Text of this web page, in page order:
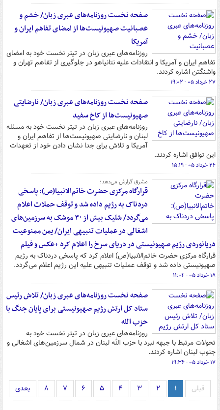
صفحه نخست روزنامه‌های عبری زبان/ خشم و
عصبانیت صهیونیست‌ها از امضای تفاهم ایران و
آمریکا
روزنامه‌های عبری زبان در تیتر نخست خود به امضای
تفاهم ایران و آمریکا و انتقادات علیه نتانیاهو در جلوگیری از تفاهم تهران و
واشنگتن اشاره کردند.
۲۷ خرداد ۰۵ - ۱۹:۰۲
صفحه نخست روزنامه‌های عبری زبان/ نارضایتی
صهیونیست‌ها از کاخ سفید
روزنامه‌های عبری زبان در تیتر نخست خود به مسئله
لبنان و نارضایتی‌ صهیونیست‌ها از تفاهم ایران و
آمریکا و تلاش برای جدا نشان دادن خود از تعهدات
این توافق اشاره کردند.
۲۶ خرداد ۰۵ - ۱۵:۱۹
مشرق گزارش می‌دهد؛
قرارگاه مرکزی حضرت خاتم‌الانبیا(ص): پاسخی
دردناک به رژیم داده شد و توقف حملات اعلام
می‌گردد/ شلیک بیش از ۳۰ موشک به سرزمین‌های
اشغالی در عملیات تنبیهی ایران/ یمن ممنوعیت
دریانوردی رژیم صهیونیستی در دریای سرخ را اعلام کرد +عکس و فیلم
قرارگاه مرکزی حضرت خاتم‌الانبیا(ص) اعلام کرد که پاسخی دردناک به رژیم
صهیونیستی داده شد و توقف عملیات تنبیهی علیه این رژیم اعلام می‌گردد.
۱۸ خرداد ۰۵ - ۱۱:۰۴
صفحه نخست روزنامه‌های عبری زبان/ تلاش رئیس
ستاد کل ارتش رژیم صهیونیستی برای پایان جنگ با
حزب الله
روزنامه‌های عبری زبان در تیتر نخست خود به
تحولات مرتبط با جبهه نبرد با حزب الله لبنان در شمال سرزمین‌های اشغالی و
جنوب لبنان اشاره کردند.
۱۷ خرداد ۰۵ - ۱۹:۳۶
قبلی ۱ ۲ ۳ ۴ ۵ ۶ ۷ ۸ بعدی